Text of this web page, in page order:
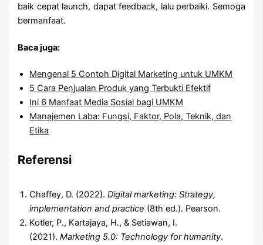
baik cepat launch, dapat feedback, lalu perbaiki. Semoga
bermanfaat.
Baca juga:
Mengenal 5 Contoh Digital Marketing untuk UMKM
5 Cara Penjualan Produk yang Terbukti Efektif
Ini 6 Manfaat Media Sosial bagi UMKM
Manajemen Laba: Fungsi, Faktor, Pola, Teknik, dan
Etika
Referensi
Chaffey, D. (2022).Digital marketing: Strategy,
implementation and practice (8th ed.). Pearson.
Kotler, P., Kartajaya, H., & Setiawan, I.
(2021).Marketing 5.0: Technology for humanity.